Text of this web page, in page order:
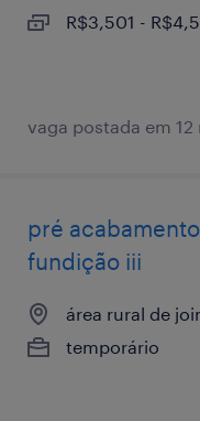
R$3,501 -
vaga postada em
pré
fundição iii
área rural de
temporário